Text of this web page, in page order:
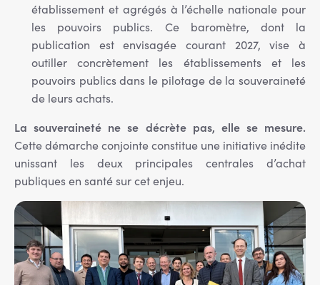
établissement et agrégés à l’échelle nationale pour
les pouvoirs publics. Ce baromètre, dont la
publication est envisagée courant 2027, vise à
outiller concrètement les établissements et les
pouvoirs publics dans le pilotage de la souveraineté
de leurs achats.
La souveraineté ne se décrète pas, elle se mesure.
Cette démarche conjointe constitue une initiative inédite
unissant les deux principales centrales d’achat
publiques en santé sur cet enjeu.
Image